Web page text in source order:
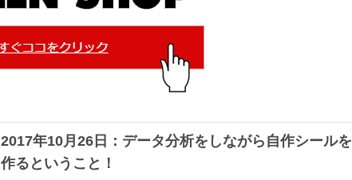
2017年10月26日：データ分析をしながら自作シールを
作るということ！